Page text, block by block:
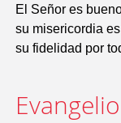
El Señor es
su misericordia
su fidelidad por